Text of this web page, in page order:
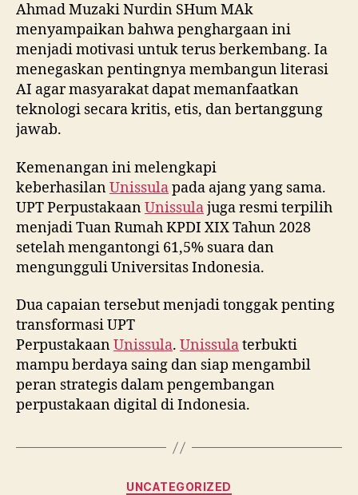
Ahmad Muzaki Nurdin SHum MAk
menyampaikan bahwa penghargaan ini
menjadi motivasi untuk terus berkembang. Ia
menegaskan pentingnya membangun literasi
AI agar masyarakat dapat memanfaatkan
teknologi secara kritis, etis, dan bertanggung
jawab.
Kemenangan ini melengkapi
keberhasilanUnissulapada ajang yang sama.
UPT PerpustakaanUnissulajuga resmi terpilih
menjadi Tuan Rumah KPDI XIX Tahun 2028
setelah mengantongi 61,5% suara dan
mengungguli Universitas Indonesia.
Dua capaian tersebut menjadi tonggak penting
transformasi UPT
PerpustakaanUnissula. Unissulaterbukti
mampu berdaya saing dan siap mengambil
peran strategis dalam pengembangan
perpustakaan digital di Indonesia.
Categories
UNCATEGORIZED